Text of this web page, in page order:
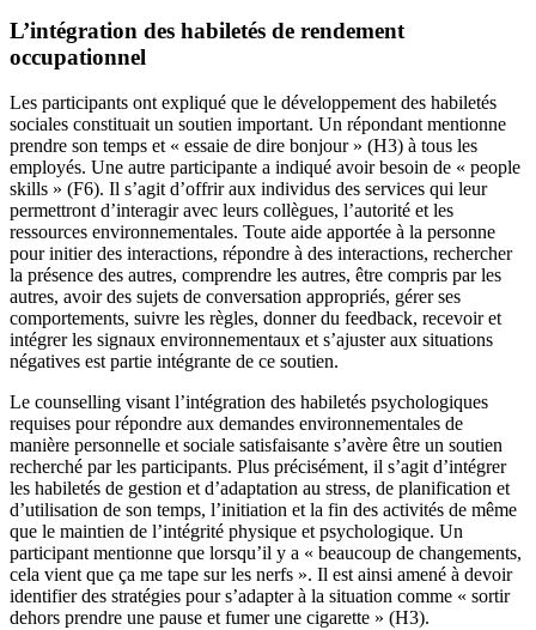
L’intégration des habiletés de rendement
occupationnel
Les participants ont expliqué que le développement des habiletés
sociales constituait un soutien important. Un répondant mentionne
prendre son temps et « essaie de dire bonjour » (H3) à tous les
employés. Une autre participante a indiqué avoir besoin de « people
skills » (F6). Il s’agit d’offrir aux individus des services qui leur
permettront d’interagir avec leurs collègues, l’autorité et les
ressources environnementales. Toute aide apportée à la personne
pour initier des interactions, répondre à des interactions, rechercher
la présence des autres, comprendre les autres, être compris par les
autres, avoir des sujets de conversation appropriés, gérer ses
comportements, suivre les règles, donner du feedback, recevoir et
intégrer les signaux environnementaux et s’ajuster aux situations
négatives est partie intégrante de ce soutien.
Le counselling visant l’intégration des habiletés psychologiques
requises pour répondre aux demandes environnementales de
manière personnelle et sociale satisfaisante s’avère être un soutien
recherché par les participants. Plus précisément, il s’agit d’intégrer
les habiletés de gestion et d’adaptation au stress, de planification et
d’utilisation de son temps, l’initiation et la fin des activités de même
que le maintien de l’intégrité physique et psychologique. Un
participant mentionne que lorsqu’il y a « beaucoup de changements,
cela vient que ça me tape sur les nerfs ». Il est ainsi amené à devoir
identifier des stratégies pour s’adapter à la situation comme « sortir
dehors prendre une pause et fumer une cigarette » (H3).